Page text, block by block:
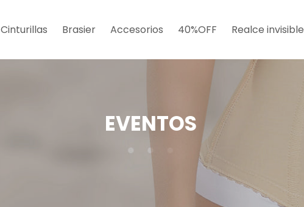
Cinturillas Brasier Accesorios 40%OFF Realce invisible
EVENTOS